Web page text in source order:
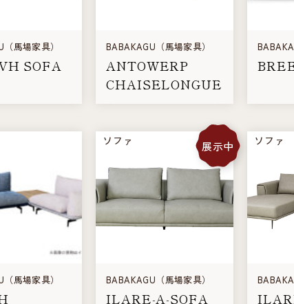
馬場家具）
SOFA
BABAKAGU（馬場家具）
ANTOWERP
CHAISELONGUE
馬場家具）
ソファ 展示中
BABAKAGU（馬場家具）
ILARE-A-SOFA
ソファ